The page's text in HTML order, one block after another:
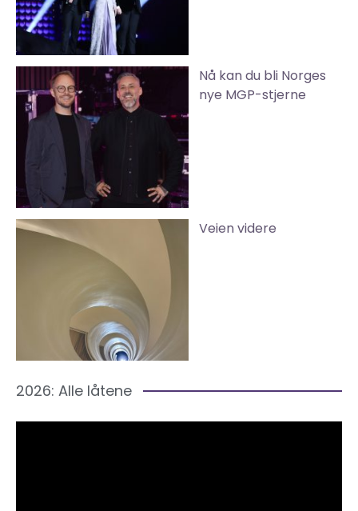
Nå kan du bli Norges
nye MGP-stjerne
Veien videre
2026: Alle låtene